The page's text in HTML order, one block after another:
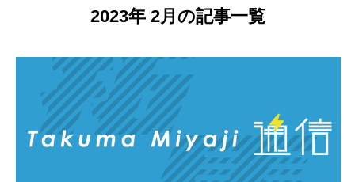
2023年 2月の記事一覧